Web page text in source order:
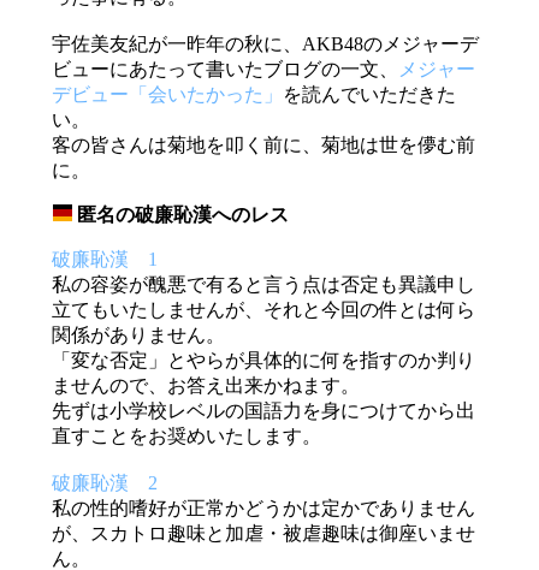
宇佐美友紀が一昨年の秋に、AKB48のメジャーデ
ビューにあたって書いたブログの一文、
メジャー
デビュー「会いたかった」
を読んでいただきた
い。
客の皆さんは菊地を叩く前に、菊地は世を儚む前
に。
匿名の破廉恥漢へのレス
破廉恥漢 1
私の容姿が醜悪で有ると言う点は否定も異議申し
立てもいたしませんが、それと今回の件とは何ら
関係がありません。
「変な否定」とやらが具体的に何を指すのか判り
ませんので、お答え出来かねます。
先ずは小学校レベルの国語力を身につけてから出
直すことをお奨めいたします。
破廉恥漢 2
私の性的嗜好が正常かどうかは定かでありません
が、スカトロ趣味と加虐・被虐趣味は御座いませ
ん。